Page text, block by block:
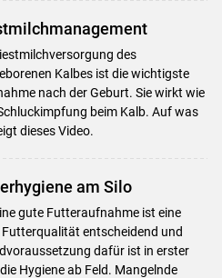
des
Kalbes ist die wichtigste
nach der Geburt. Sie wirkt wie
beim Kalb. Auf was
dieses Video.
am Silo
gute Futteraufnahme ist eine
Futterqualität entscheidend und
dafür ist in erster
Hygiene ab Feld. Mangelnde